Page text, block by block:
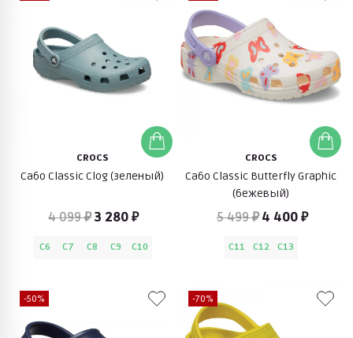
CROCS
Сабо Classic Clog (зеленый)
4 099 ₽3 280 ₽
C6 C7 C8 C9 C10
CROCS
Сабо Classic Butterfly Graphic
(бежевый)
5 499 ₽ 4 400 ₽
C11 C12 C13
-50% -70%